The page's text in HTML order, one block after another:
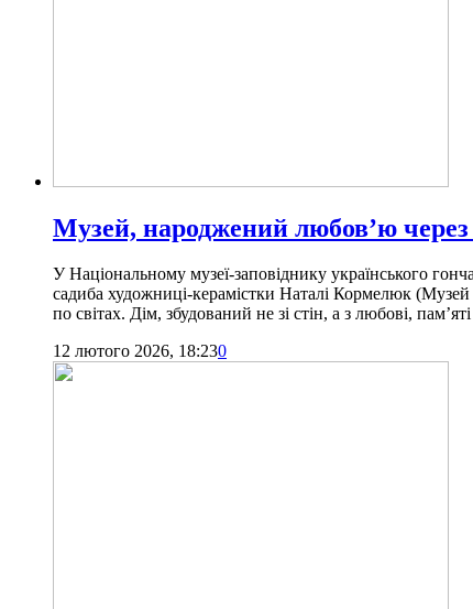
Музей, народжений любов’ю через
У Національному музеї-заповіднику українського
садиба художниці-керамістки Наталі Кормелюк (Музей
по світах. Дім, збудований не зі стін, а з любові,
12 лютого 2026, 18:230